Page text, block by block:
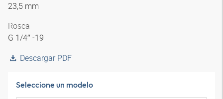
23,5 mm
Rosca
G 1/4″ -19
Descargar PDF
Seleccione un modelo